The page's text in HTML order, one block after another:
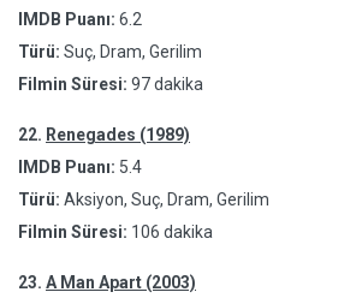
IMDB Puanı: 6.2
Türü: Suç, Dram, Gerilim
Filmin Süresi: 97 dakika
22. Renegades (1989)
IMDB Puanı: 5.4
Türü: Aksiyon, Suç, Dram, Gerilim
Filmin Süresi: 106 dakika
23. A Man Apart (2003)